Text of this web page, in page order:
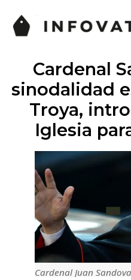
Cardenal
sinodalidad
Troya,
Iglesia
Cardenal Juan